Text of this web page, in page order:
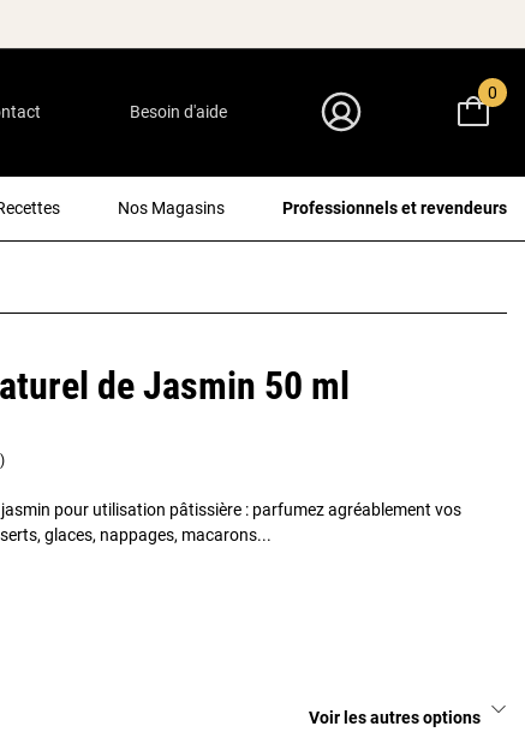
Besoin d'aide
0
Nos Magasins Professionnels et revendeurs
de Jasmin 50 ml
pour utilisation pâtissière : parfumez agréablement vos
glaces, nappages, macarons...
Voir les autres options